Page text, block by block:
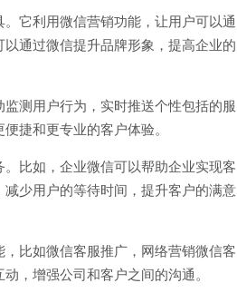
它利用微信营销功能，让用户可以通
通过微信提升品牌形象，提高企业的
测用户行为，实时推送个性包括的服
捷和更专业的客户体验。
比如，企业微信可以帮助企业实现客
少用户的等待时间，提升客户的满意
比如微信客服推广，网络营销微信客
，增强公司和客户之间的沟通。